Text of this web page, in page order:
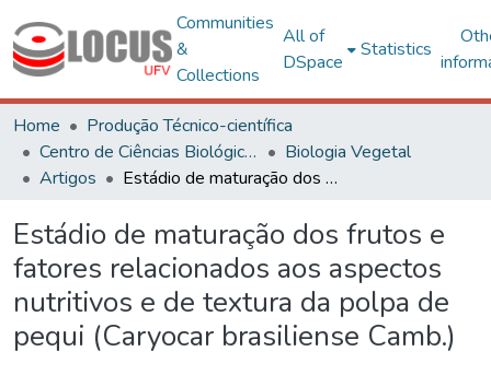
Communities
&
Collections
All of
DSpace
Statistics
Home
Produção Técnico-científica
Centro de Ciências Biológicas e da Saúde
Biologia Vegetal
Artigos
Estádio de maturação dos frutos e fatores relacionados aos aspectos nutritivos e de textura da polpa de pequi (Caryocar brasiliense Camb.)
Estádio de maturação dos frutos e
fatores relacionados aos aspectos
nutritivos e de textura da polpa de
pequi (Caryocar brasiliense Camb.)